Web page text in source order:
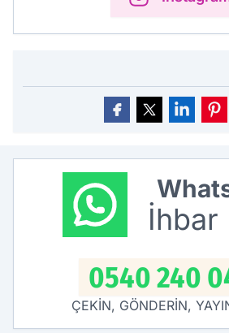
İhbar
0540 240
ÇEKİN, GÖNDERİN,